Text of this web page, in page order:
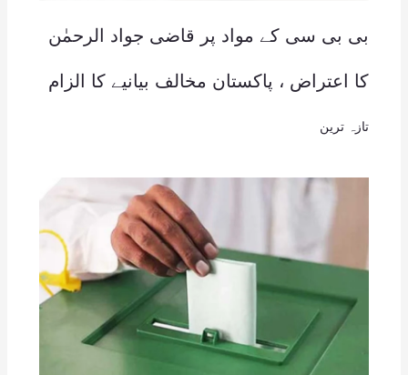
بی بی سی کے مواد پر قاضی جواد الرحمٰن
کا اعتراض ، پاکستان مخالف بیانیے کا الزام
تازہ ترین